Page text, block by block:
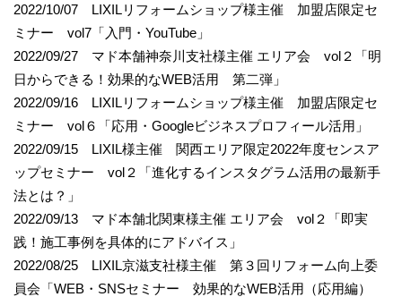
2022/10/07 LIXILリフォームショップ様主催 加盟店限定セ
ミナー vol7「入門・YouTube」
2022/09/27 マド本舗神奈川支社様主催 エリア会 vol２「明
日からできる！効果的なWEB活用 第二弾」
2022/09/16 LIXILリフォームショップ様主催 加盟店限定セ
ミナー vol６「応用・Googleビジネスプロフィール活用」
2022/09/15 LIXIL様主催 関西エリア限定2022年度センスア
ップセミナー vol２「進化するインスタグラム活用の最新手
法とは？」
2022/09/13 マド本舗北関東様主催 エリア会 vol２「即実
践！施工事例を具体的にアドバイス」
2022/08/25 LIXIL京滋支社様主催 第３回リフォーム向上委
員会「WEB・SNSセミナー 効果的なWEB活用（応用編）